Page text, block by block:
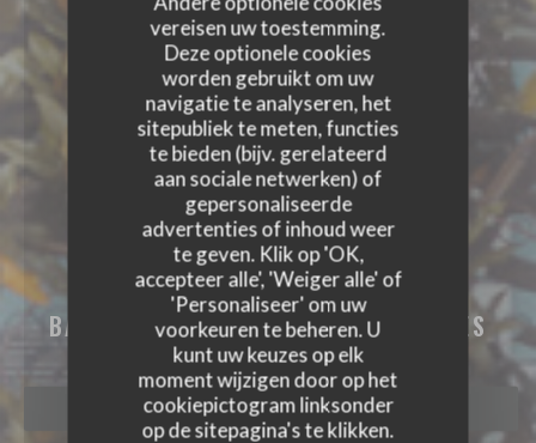
vereisen uw toestemming.
Deze optionele cookies
worden gebruikt om uw
navigatie te analyseren, het
sitepubliek te meten, functies
te bieden (bijv. gerelateerd
aan sociale netwerken) of
gepersonaliseerde
advertenties of inhoud weer
te geven. Klik op 'OK,
accepteer alle', 'Weiger alle' of
'Personaliseer' om uw
voorkeuren te beheren. U
kunt uw keuzes op elk
moment wijzigen door op het
cookiepictogram linksonder
op de sitepagina's te klikken.
CHEZ MARCEL
BAR RESTAURANT TERRASSE TARBES
RESERVEER EEN TAFEL